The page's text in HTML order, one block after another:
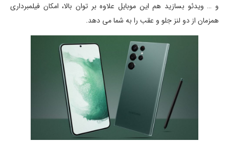
و … ویدئو بسازید هم این موبایل علاوه بر توان بالا، امکان فیلمبرداری
همزمان از دو لنز جلو و عقب را به شما می دهد.